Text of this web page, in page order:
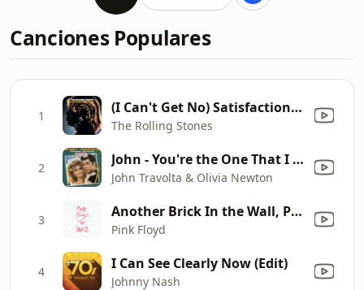
Canciones Populares
1 (I Can't Get No) Satisfaction (Mono)
The Rolling Stones
2 John - You're the One That I Want
John Travolta & Olivia Newton
3 Another Brick In the Wall, Pt. 2
Pink Floyd
4 I Can See Clearly Now (Edit)
Johnny Nash